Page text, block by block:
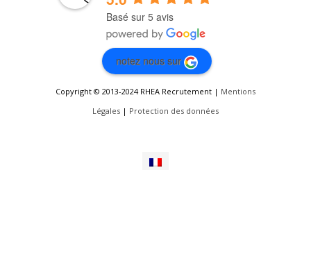
Basé sur 5 avis
notez nous sur
Copyright © 2013-2024 RHEA Recrutement | Mentions
Légales | Protection des données